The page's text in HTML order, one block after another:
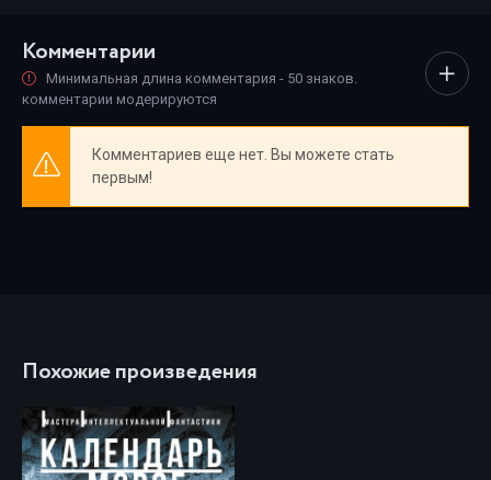
Комментарии
Минимальная длина комментария - 50 знаков.
комментарии модерируются
Комментариев еще нет. Вы можете стать
первым!
Похожие произведения